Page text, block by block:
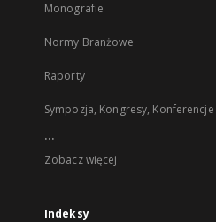
Monografie
Normy Branżowe
Raporty
Sympozja, Kongresy, Konferencje
...
Zobacz więcej
Indeksy